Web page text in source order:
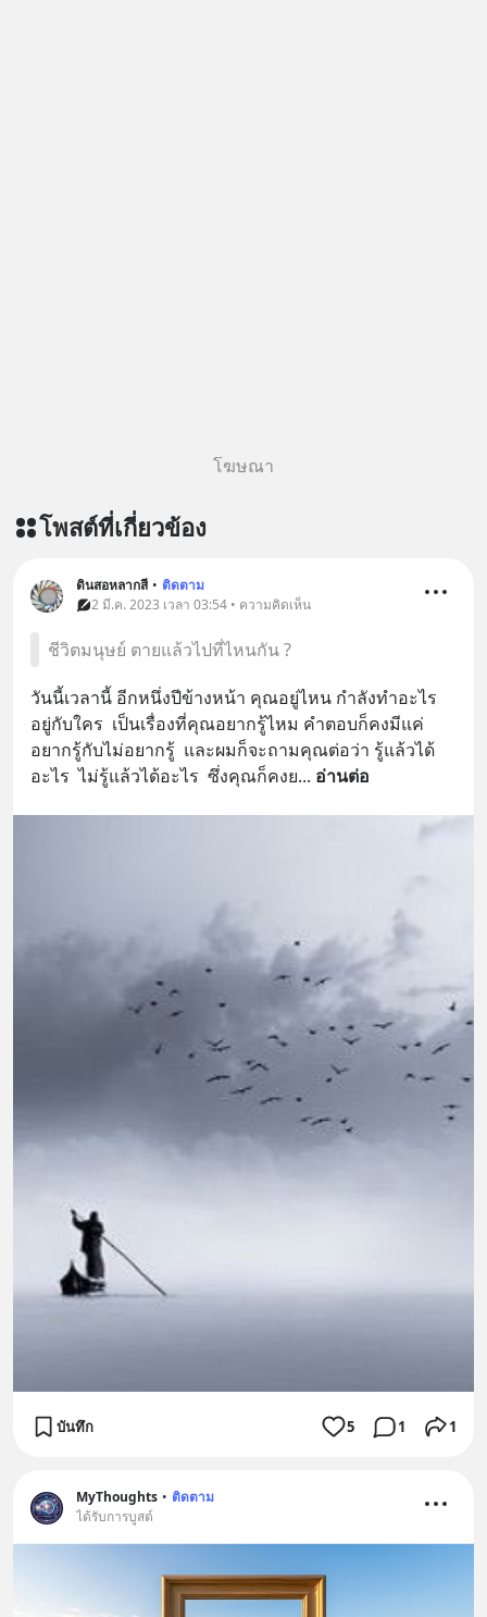
โฆษณา
โพสต์ที่เกี่ยวข้อง
ดินสอหลากสี • ติดตาม
2 มี.ค. 2023 เวลา 03:54 • ความคิดเห็น
ชีวิตมนุษย์ ตายแล้วไปที่ไหนกัน ?
วันนี้เวลานี้ อีกหนึ่งปีข้างหน้า คุณอยู่ไหน กำลังทำอะไร
อยู่กับใคร  เป็นเรื่องที่คุณอยากรู้ไหม คำตอบก็คงมีแค่
อยากรู้กับไม่อยากรู้  และผมก็จะถามคุณต่อว่า รู้แล้วได้
อะไร  ไม่รู้แล้วได้อะไร  ซึ่งคุณก็คงย... อ่านต่อ
บันทึก 5 1 1
MyThoughts • ติดตาม
ได้รับการบูสต์